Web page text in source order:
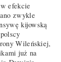
efekcie
zwykle
kijowską
Wileńskiej,
już na